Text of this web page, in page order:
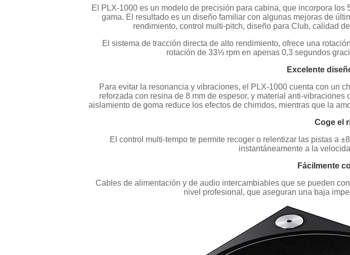
El PLX-1000 es un modelo de precisión para cabina, que incorpora
gama. El resultado es un diseño familiar con algunas mejoras de
rendimiento, control multi-pitch, diseño para Club, calidad
El sistema de tracción directa de alto rendimiento, ofrece una
rotación de 33⅓ rpm en apenas 0,3 segundos
Excelente
Para evitar la resonancia y vibraciones, el PLX-1000 cuenta con un
reforzada con resina de 8 mm de espesor, y material anti-
aislamiento de goma reduce los efectos de chirridos, mientras que la
Coge el
El control multi-tempo te permite recoger o relentizar las pistas a
instantáneamente a la
Fácilmente
Cables de alimentación y de audio intercambiables que se pueden
nivel profesional, que aseguran una baja